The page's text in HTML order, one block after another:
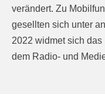
verändert. Zu
gesellten sich unter
2022 widmet sich
dem Radio- und